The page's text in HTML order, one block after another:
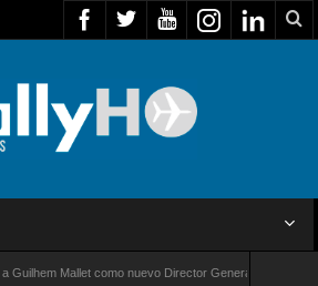
Mallet como nuevo Director General para América